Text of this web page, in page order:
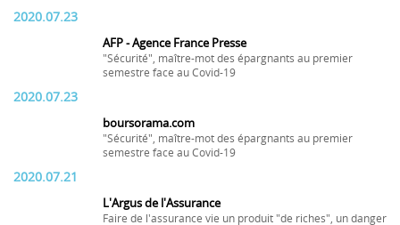
2020.07.23
AFP - Agence France Presse
"Sécurité", maître-mot des épargnants au premier
semestre face au Covid-19
2020.07.23
boursorama.com
"Sécurité", maître-mot des épargnants au premier
semestre face au Covid-19
2020.07.21
L'Argus de l'Assurance
Faire de l'assurance vie un produit "de riches", un danger